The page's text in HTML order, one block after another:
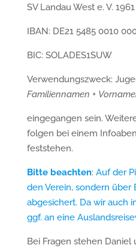
SV Landau West e. V. 1961
IBAN: DE21 5485 0010
BIC: SOLADES1SUW
Verwendungszweck:
Familiennamen +
eingegangen sein.
folgen bei einem
feststehen.
Bitte beachten: Auf der
den Verein, sondern über
abgesichert. Da wir auch
ggf. an eine
Bei Fragen stehen Daniel